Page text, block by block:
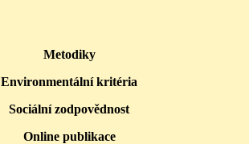
Metodiky
Environmentální kritéria
Sociální zodpovědnost
Online publikace